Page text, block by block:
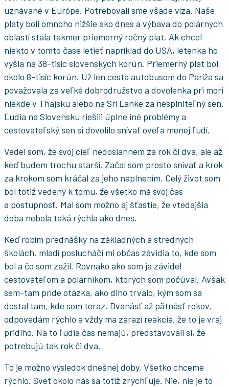
uznávané v Európe. Potrebovali sme všade víza. Naše
platy boli omnoho nižšie ako dnes a výbava do polárnych
oblastí stála takmer priemerný ročný plat. Ak chcel
niekto v tomto čase letieť napríklad do USA, letenka ho
vyšla na 38-tisíc slovenských korún. Priemerný plat bol
okolo 8-tisíc korún. Už len cesta autobusom do Paríža sa
považovala za veľké dobrodružstvo a dovolenka pri mori
niekde v Thajsku alebo na Srí Lanke za nesplniteľný sen.
Ľudia na Slovensku riešili úplne iné problémy a
cestovateľský sen si dovolilo snívať oveľa menej ľudí.
Vedel som, že svoj cieľ nedosiahnem za rok či dva, ale až
keď budem trochu starší. Začal som prosto snívať a krok
za krokom som kráčal za jeho naplnením. Celý život som
bol totiž vedený k tomu, že všetko má svoj čas
a postupnosť. Mal som možno aj šťastie, že vtedajšia
doba nebola taká rýchla ako dnes.
Keď robím prednášky na základných a stredných
školách, mladí poslucháči mi občas závidia to, kde som
bol a čo som zažil. Rovnako ako som ja závidel
cestovateľom a polárnikom, ktorých som počúval. Avšak
sem-tam príde otázka, ako dlho trvalo, kým som sa
dostal tam, kde som teraz. Dvanásť až pätnásť rokov,
odpovedám rýchlo a vždy ma zarazí reakcia, že to je vraj
pridlho. Na to ľudia čas nemajú, predstavovali si, že
potrebujú tak rok či dva.
To je možno výsledok dnešnej doby. Všetko chceme
rýchlo. Svet okolo nás sa totiž zrýchľuje. Nie, nie je to